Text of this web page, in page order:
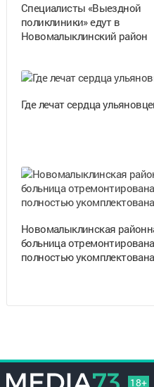
Специалисты «Выездной
поликлиники» едут в
Новомалыклинский район
Где лечат сердца
Новомалыклинская
больница
полностью
18+